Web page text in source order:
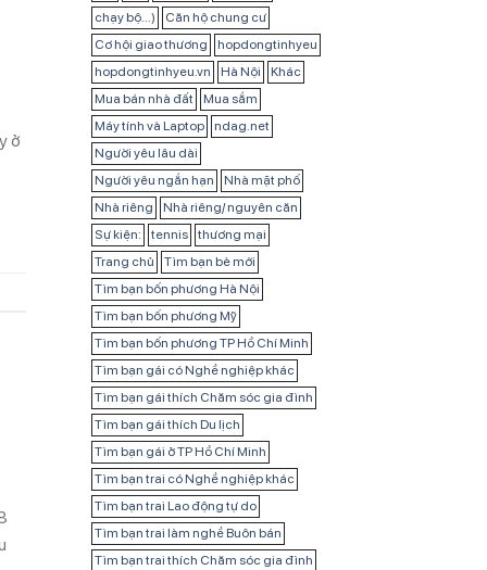
ở
chạy bộ...)
Căn hộ chung cư
Cơ hội giao thương
hopdongtinhyeu
hopdongtinhyeu.vn
Hà Nội
Khác
Mua bán nhà đất
Mua sắm
Máy tính và Laptop
ndag.net
Người yêu lâu dài
Người yêu ngắn hạn
Nhà mặt phố
Nhà riêng
Nhà riêng/ nguyên căn
Sự kiện:
tennis
thương mại
Trang chủ
Tìm bạn bè mới
Tìm bạn bốn phương Hà Nội
Tìm bạn bốn phương Mỹ
Tìm bạn bốn phương TP Hồ Chí Minh
Tìm bạn gái có Nghề nghiệp khác
Tìm bạn gái thích Chăm sóc gia đình
Tìm bạn gái thích Du lịch
Tìm bạn gái ở TP Hồ Chí Minh
Tìm bạn trai có Nghề nghiệp khác
Tìm bạn trai Lao động tự do
Tìm bạn trai làm nghề Buôn bán
Tìm bạn trai thích Chăm sóc gia đình